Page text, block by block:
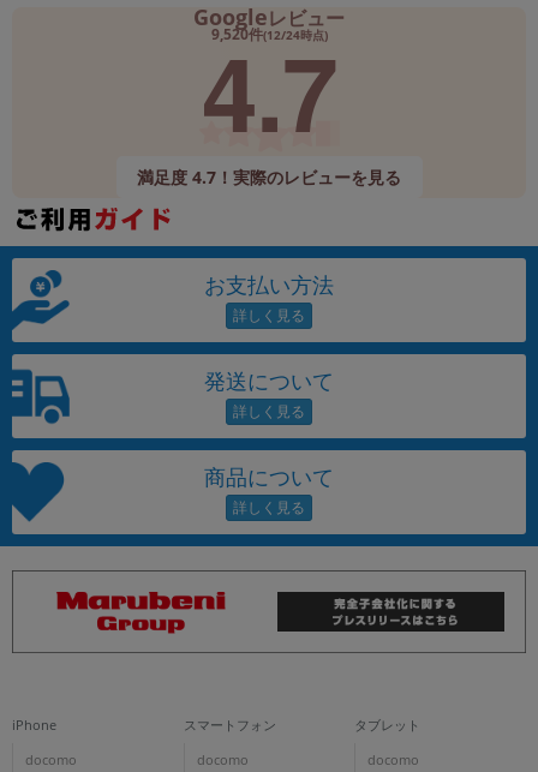
Googleレビュー
9,520件(12/24時点)
4.7
満足度 4.7！実際のレビューを見る
お支払い方法
発送について
商品について
iPhone
docomo
スマートフォン
docomo
タブレット
docomo